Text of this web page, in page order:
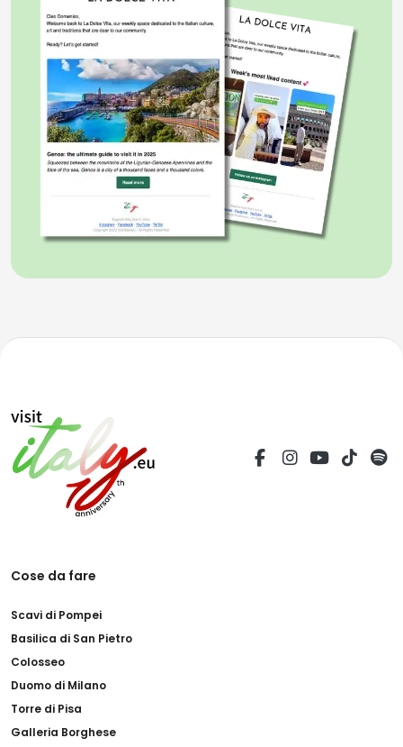
Cose da fare
Scavi di Pompei
Basilica di San Pietro
Colosseo
Duomo di Milano
Torre di Pisa
Galleria Borghese